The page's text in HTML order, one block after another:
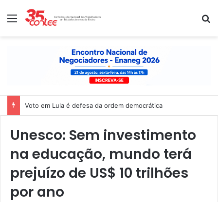
Menu
Voto em Lula é defesa da ordem democrática
Unesco: Sem investimento
na educação, mundo terá
prejuízo de US$ 10 trilhões
por ano